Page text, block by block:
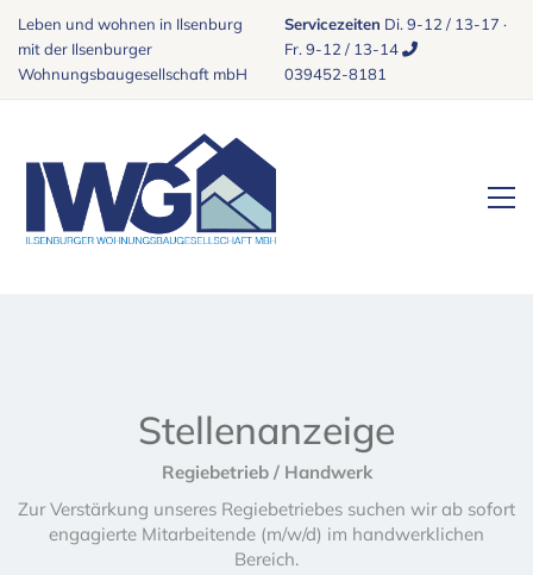
Leben und wohnen in Ilsenburg
mit der Ilsenburger
Wohnungsbaugesellschaft mbH
Servicezeiten Di. 9-12 / 13-17 ·
Fr. 9-12 / 13-14
039452-8181
Stellenanzeige
Regiebetrieb / Handwerk
Zur Verstärkung unseres Regiebetriebes suchen wir ab sofort
engagierte Mitarbeitende (m/w/d) im handwerklichen
Bereich.